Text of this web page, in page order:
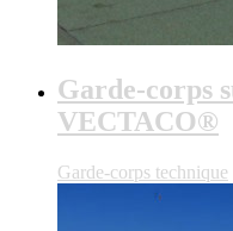
Garde-corps
VECTACO®
Garde-corps technique